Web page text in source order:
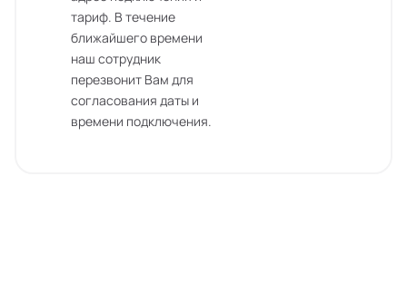
тариф. В течение
ближайшего времени
наш сотрудник
перезвонит Вам для
согласования даты и
времени подключения.